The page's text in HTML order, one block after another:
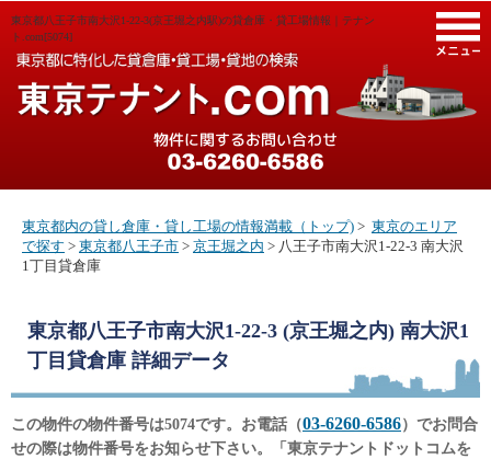
東京都八王子市南大沢1-22-3(京王堀之内駅)の貸倉庫・貸工場情報｜テナン
ト.com[5074]
東京都内の貸し倉庫・貸し工場の情報満載（トップ) > 東京のエリア
で探す > 東京都八王子市 > 京王堀之内 > 八王子市南大沢1-22-3 南大沢
1丁目貸倉庫
東京都八王子市南大沢1-22-3 (京王堀之内) 南大沢1
丁目貸倉庫 詳細データ
この物件の物件番号は5074です。お電話（03-6260-6586）でお問合
せの際は物件番号をお知らせ下さい。「東京テナントドットコムを